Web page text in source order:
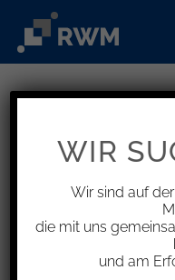
Inhalt
springen
Grundsätzlich muss
WIR
Wir sind auf
die mit uns
und am